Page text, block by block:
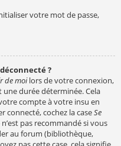
votre mot de passe,
?
de moilors de votre connexion,
durée déterminée. Cela
compte à votre insu en
connecté, cochez la caseSe
pas recommandé si vous
au forum (bibliothèque,